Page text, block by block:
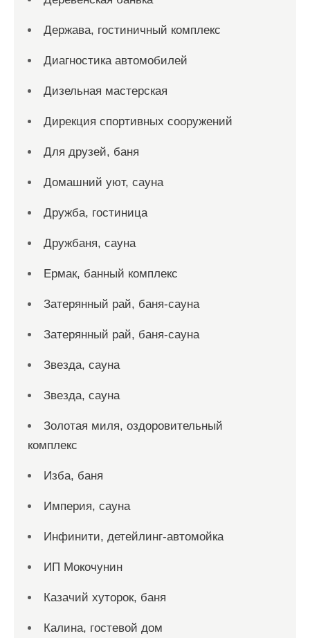
Держава, гостиничный комплекс
Диагностика автомобилей
Дизельная мастерская
Дирекция спортивных сооружений
Для друзей, баня
Домашний уют, сауна
Дружба, гостиница
Дружбаня, сауна
Ермак, банный комплекс
Затерянный рай, баня-сауна
Затерянный рай, баня-сауна
Звезда, сауна
Звезда, сауна
Золотая миля, оздоровительный
комплекс
Изба, баня
Империя, сауна
Инфинити, детейлинг-автомойка
ИП Мокочунин
Казачий хуторок, баня
Калина, гостевой дом